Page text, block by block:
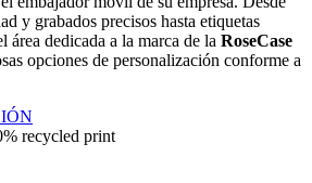
y grabados precisos hasta etiquetas
área dedicada a la marca de la RoseCase
opciones de personalización conforme a